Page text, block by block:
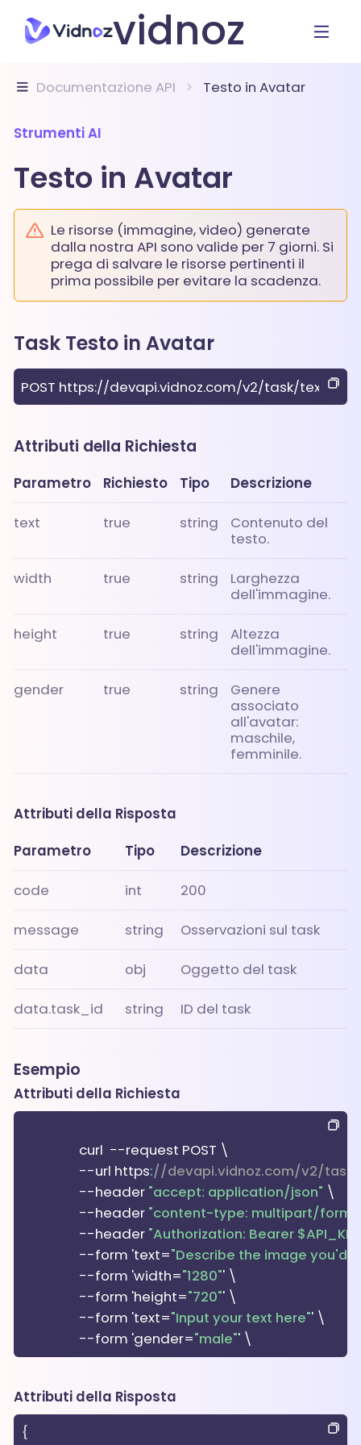
vidnoz
Documentazione API Testo in Avatar
Strumenti AI
Testo in Avatar
Le risorse (immagine, video) generate
dalla nostra API sono valide per 7 giorni. Si
prega di salvare le risorse pertinenti il
prima possibile per evitare la scadenza.
Task Testo in Avatar
POST https://devapi.vidnoz.com/v2/task/text-
Attributi della Richiesta
Parametro Richiesto Tipo Descrizione
text true string
Contenuto del
testo.
width true string
Larghezza
dell'immagine.
height true string
Altezza
dell'immagine.
gender true string
Genere
associato
all'avatar:
maschile,
femminile.
Attributi della Risposta
Parametro
Tipo Descrizione
code int 200
message string Osservazioni sul task
data obj Oggetto del task
data.task_id string ID del task
Esempio
Attributi della Richiesta
                  curl  --request POST \
                  --url https
://devapi.vidnoz.com/v2/
                  --header
"accept: application/json" \
                  --header
"content-type: multipart/
                  --header
"Authorization: Bearer
                  --form 'text=
"Describe the image you'd
                  --form 'width=
"1280"' \
                  --form 'height=
"720"' \
                  --form 'text=
"Input your text here"' \
                  --form 'gender=
"male"
Attributi della Risposta
{